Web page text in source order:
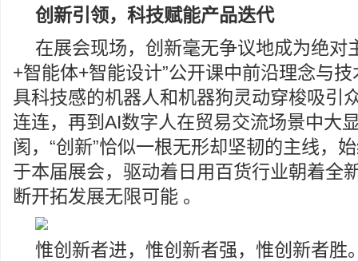
创新引领，科技赋能产品迭代
在展会现场，创新毫无争议地成为绝对
+智能体+智能设计”公开课中前沿理念与
具科技感的机器人和机器狗灵动穿梭吸引
连连，再到AI数字人在贸易交流场景中大
阂，“创新”恰似一根无形却坚韧的主线，
于本届展会，驱动着日用百货行业朝着全
断开拓发展无限可能 。
惟创新者进，惟创新者强，惟创新者胜